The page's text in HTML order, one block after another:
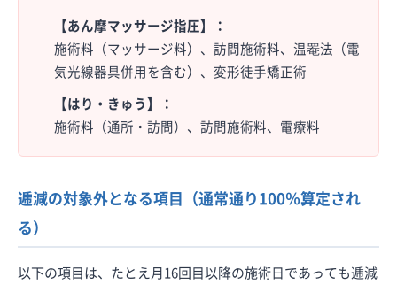
【あん摩マッサージ指圧】：
施術料（マッサージ料）、訪問施術料、温罨法（電
気光線器具併用を含む）、変形徒手矯正術
【はり・きゅう】：
施術料（通所・訪問）、訪問施術料、電療料
逓減の対象外となる項目（通常通り100％算定され
る）
以下の項目は、たとえ月16回目以降の施術日であっても逓減